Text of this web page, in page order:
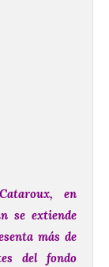
en
se extiende
más de
del fondo